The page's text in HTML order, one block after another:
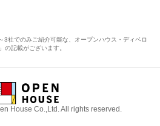
社でのみご紹介可能な、オープンハウス・ディベロ
の記載がございます。
House Co.,Ltd. All rights reserved.